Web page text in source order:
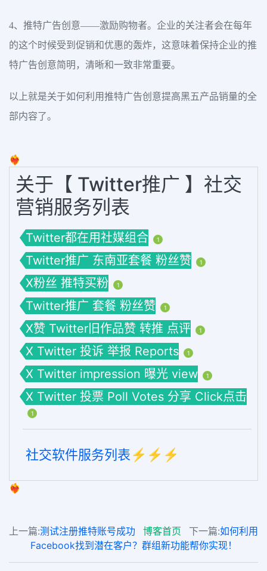
4、推特广告创意——激励购物者。企业的关注者会在每年
的这个时候受到促销和优惠的轰炸，这意味着保持企业的推
特广告创意简明，清晰和一致非常重要。
以上就是关于如何利用推特广告创意提高黑五产品销量的全
部内容了。
❤️‍🔥
关于【 Twitter推广 】社交
营销服务列表
Twitter都在用社媒组合 1
Twitter推广 东南亚套餐 粉丝赞 1
X粉丝 推特买粉 1
Twitter推广 套餐 粉丝赞 1
X赞 Twitter旧作品赞 转推 点评 1
X Twitter 投诉 举报 Reports 1
X Twitter impression 曝光 view 1
X Twitter 投票 Poll Votes 分享 Click点击
1
社交软件服务列表⚡️⚡️⚡️
❤️‍🔥
上一篇:测试注册推特账号成功 博客首页 下一篇:如何利用
Facebook找到潜在客户？群组新功能帮你实现！